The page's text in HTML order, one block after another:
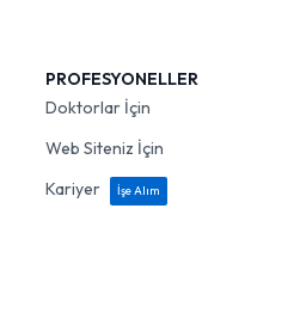
PROFESYONELLER
Doktorlar İçin
Web Siteniz İçin
Kariyer
İşe Alım